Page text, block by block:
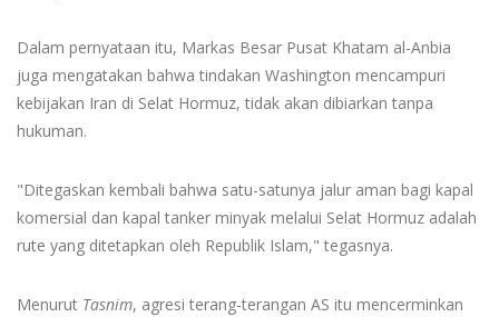
Dalam pernyataan itu, Markas Besar Pusat Khatam al-Anbia
juga mengatakan bahwa tindakan Washington mencampuri
kebijakan Iran di Selat Hormuz, tidak akan dibiarkan tanpa
hukuman.
"Ditegaskan kembali bahwa satu-satunya jalur aman bagi kapal
komersial dan kapal tanker minyak melalui Selat Hormuz adalah
rute yang ditetapkan oleh Republik Islam," tegasnya.
Menurut Tasnim, agresi terang-terangan AS itu mencerminkan